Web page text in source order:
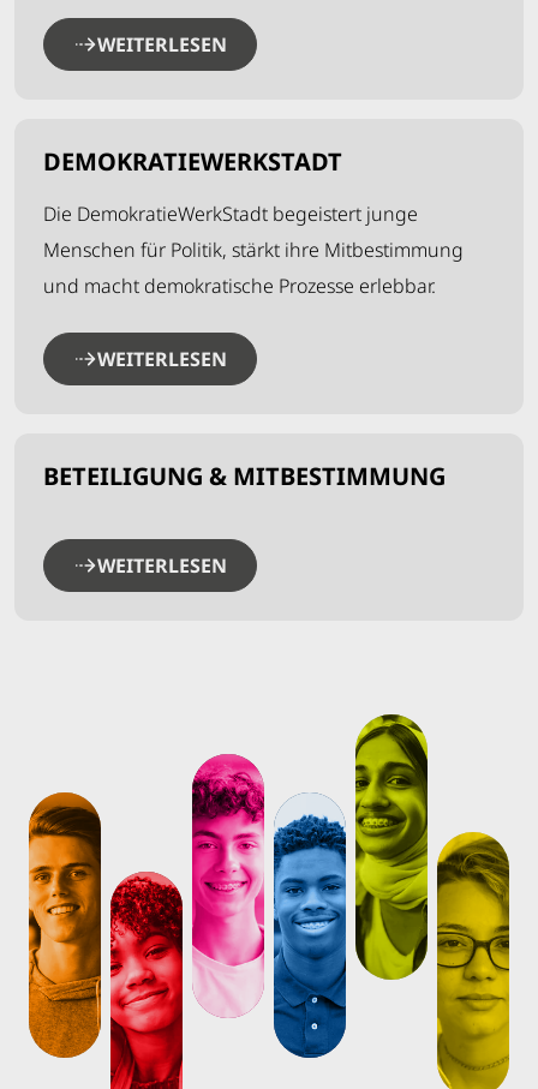
WEITERLESEN
DEMOKRATIEWERKSTADT
Die DemokratieWerkStadt begeistert junge
Menschen für Politik, stärkt ihre Mitbestimmung
und macht demokratische Prozesse erlebbar.
WEITERLESEN
BETEILIGUNG & MITBESTIMMUNG
WEITERLESEN